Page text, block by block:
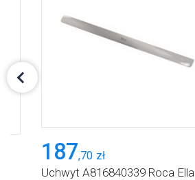
187,70 zł
Uchwyt A816840339 Roca Ella